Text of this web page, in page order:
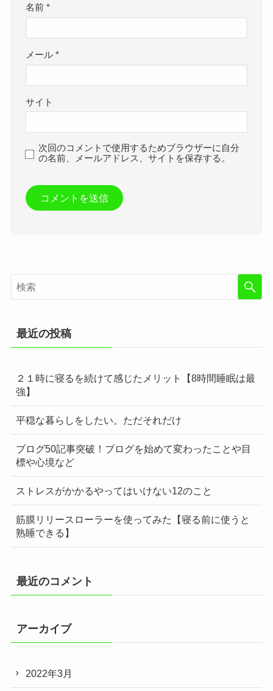
名前*
メール*
サイト
次回のコメントで使用するためブラウザーに自分
の名前、メールアドレス、サイトを保存する。
最近の投稿
２１時に寝るを続けて感じたメリット【8時間睡眠は最
強】
平穏な暮らしをしたい。ただそれだけ
ブログ50記事突破！ブログを始めて変わったことや目
標や心境など
ストレスがかかるやってはいけない12のこと
筋膜リリースローラーを使ってみた【寝る前に使うと
熟睡できる】
最近のコメント
アーカイブ
2022年3月